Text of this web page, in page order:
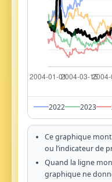
2022 2023
Ce graphique
ou l’indicateur de
Quand la ligne
graphique ne